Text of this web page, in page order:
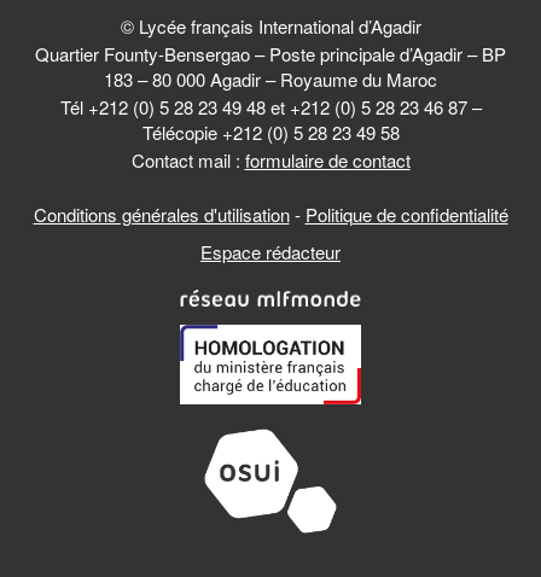
© Lycée français International d’Agadir
Quartier Founty-Bensergao – Poste principale d’Agadir – BP
183 – 80 000 Agadir – Royaume du Maroc
Tél +212 (0) 5 28 23 49 48 et +212 (0) 5 28 23 46 87 –
Télécopie +212 (0) 5 28 23 49 58
Contact mail : formulaire de contact
Conditions générales d'utilisation- Politique de confidentialité
Espace rédacteur